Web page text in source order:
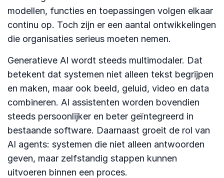
modellen, functies en toepassingen volgen elkaar
continu op. Toch zijn er een aantal ontwikkelingen
die organisaties serieus moeten nemen.
Generatieve AI wordt steeds multimodaler. Dat
betekent dat systemen niet alleen tekst begrijpen
en maken, maar ook beeld, geluid, video en data
combineren. AI assistenten worden bovendien
steeds persoonlijker en beter geïntegreerd in
bestaande software. Daarnaast groeit de rol van
AI agents: systemen die niet alleen antwoorden
geven, maar zelfstandig stappen kunnen
uitvoeren binnen een proces.